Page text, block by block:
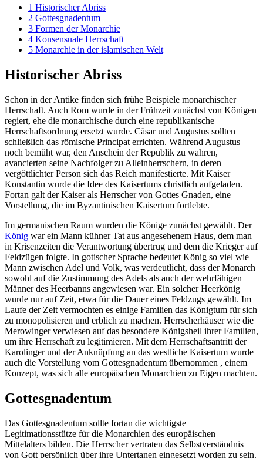
1 Historischer Abriss
2 Gottesgnadentum
3 Formen der Monarchie
4 Konsensuale Herrschaft
5 Monarchie in der islamischen Welt
Historischer Abriss
Schon in der Antike finden sich frühe Beispiele monarchischer
Herrschaft. Auch Rom wurde in der Frühzeit zunächst von Königen
regiert, ehe die monarchische durch eine republikanische
Herrschaftsordnung ersetzt wurde. Cäsar und Augustus sollten
schließlich das römische Principat errichten. Während Augustus
noch bemüht war, den Anschein der Republik zu wahren,
avancierten seine Nachfolger zu Alleinherrschern, in deren
vergöttlichter Person sich das Reich manifestierte. Mit Kaiser
Konstantin wurde die Idee des Kaisertums christlich aufgeladen.
Fortan galt der Kaiser als Herrscher von Gottes Gnaden, eine
Vorstellung, die im Byzantinischen Kaisertum fortlebte.
Im germanischen Raum wurden die Könige zunächst gewählt. Der
König war ein Mann kühner Tat aus angesehenem Haus, dem man
in Krisenzeiten die Verantwortung übertrug und dem die Krieger auf
Feldzügen folgte. In gotischer Sprache bedeutet König so viel wie
Mann zwischen Adel und Volk, was verdeutlicht, dass der Monarch
sowohl auf die Zustimmung des Adels als auch der wehrfähigen
Männer des Heerbanns angewiesen war. Ein solcher Heerkönig
wurde nur auf Zeit, etwa für die Dauer eines Feldzugs gewählt. Im
Laufe der Zeit vermochten es einige Familien das Königtum für sich
zu monopolisieren und erblich zu machen. Herrscherhäuser wie die
Merowinger verwiesen auf das besondere Königsheil ihrer Familien,
um ihre Herrschaft zu legitimieren. Mit dem Herrschaftsantritt der
Karolinger und der Anknüpfung an das westliche Kaisertum wurde
auch die Vorstellung vom Gottesgnadentum übernommen , einem
Konzept, was sich alle europäischen Monarchien zu Eigen machten.
Gottesgnadentum
Das Gottesgnadentum sollte fortan die wichtigste
Legitimationsstütze für die Monarchien des europäischen
Mittelalters bilden. Die Herrscher vertraten das Selbstverständnis
von Gott persönlich über ihre Untertanen eingesetzt worden zu sein.